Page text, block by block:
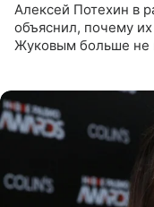
Алексей Потехин в
объяснил, почему
Жуковым больше не